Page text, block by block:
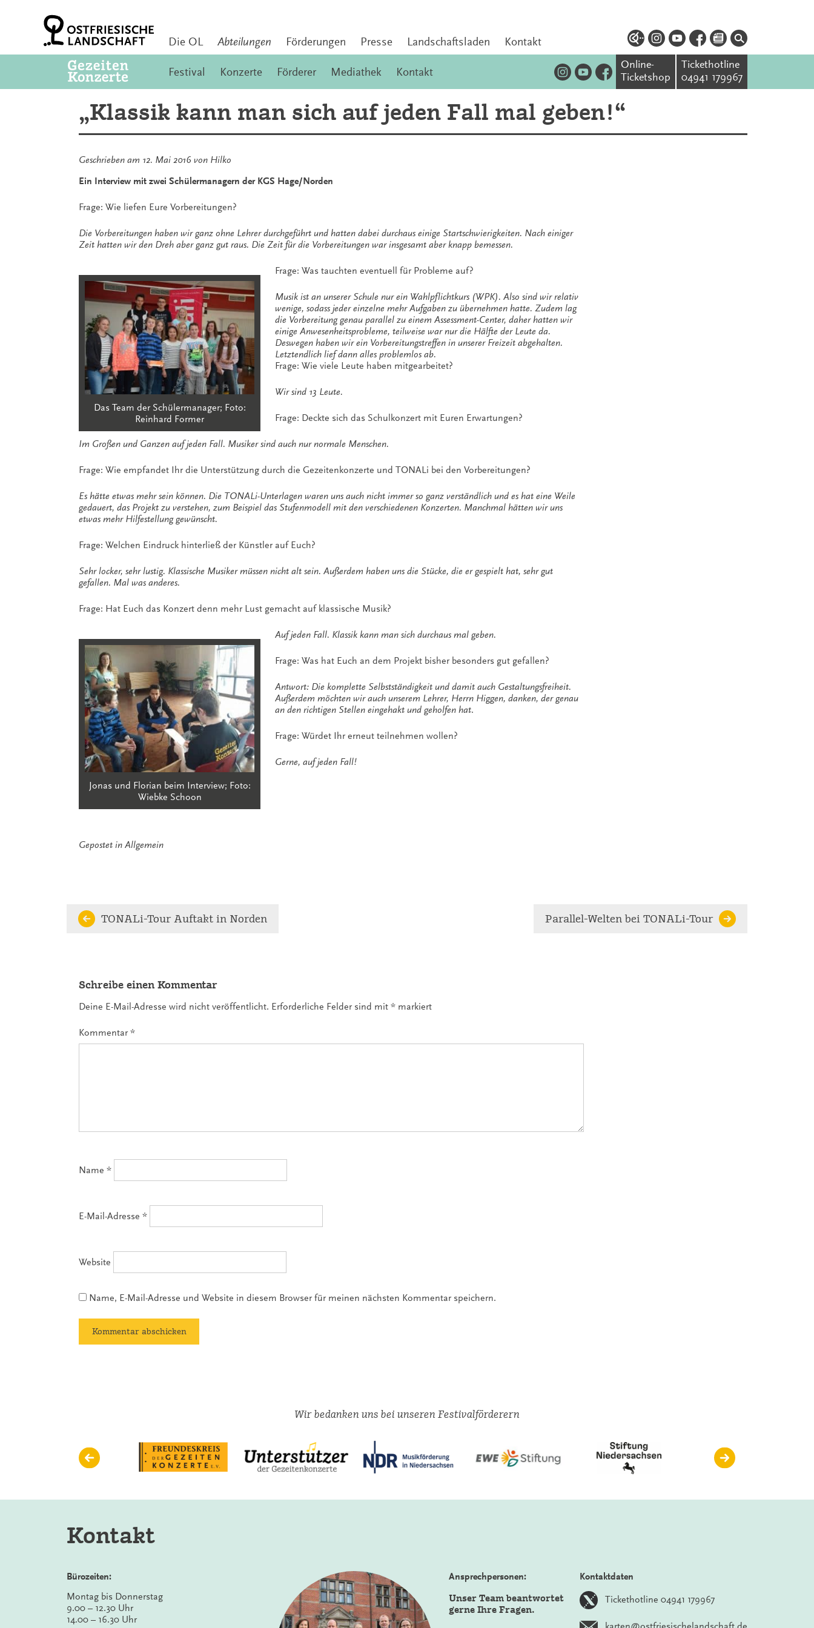
Die OL Abteilungen Förderungen Presse Landschaftsladen Kontakt
Festival Konzerte Förderer Mediathek Kontakt
Online-
Ticketshop
Tickethotline
04941 179967
„Klassik kann man sich auf jeden Fall mal geben!“
Geschrieben am 12. Mai 2016 von Hilko
Ein Interview mit zwei Schülermanagern der KGS Hage/Norden
Frage: Wie liefen Eure Vorbereitungen?
Die Vorbereitungen haben wir ganz ohne Lehrer durchgeführt und hatten dabei durchaus einige Startschwierigkeiten. Nach einiger
Zeit hatten wir den Dreh aber ganz gut raus. Die Zeit für die Vorbereitungen war insgesamt aber knapp bemessen.
Das Team der Schülermanager; Foto:
Reinhard Former
Frage: Was tauchten eventuell für Probleme auf?
Musik ist an unserer Schule nur ein Wahlpflichtkurs (WPK). Also sind wir relativ
wenige, sodass jeder einzelne mehr Aufgaben zu übernehmen hatte. Zudem lag
die Vorbereitung genau parallel zu einem Assessment-Center, daher hatten wir
einige Anwesenheitsprobleme, teilweise war nur die Hälfte der Leute da.
Deswegen haben wir ein Vorbereitungstreffen in unserer Freizeit abgehalten.
Letztendlich lief dann alles problemlos ab.
Frage: Wie viele Leute haben mitgearbeitet?
Wir sind 13 Leute.
Frage: Deckte sich das Schulkonzert mit Euren Erwartungen?
Im Großen und Ganzen auf jeden Fall. Musiker sind auch nur normale Menschen.
Frage: Wie empfandet Ihr die Unterstützung durch die Gezeitenkonzerte und TONALi bei den Vorbereitungen?
Es hätte etwas mehr sein können. Die TONALi-Unterlagen waren uns auch nicht immer so ganz verständlich und es hat eine Weile
gedauert, das Projekt zu verstehen, zum Beispiel das Stufenmodell mit den verschiedenen Konzerten. Manchmal hätten wir uns
etwas mehr Hilfestellung gewünscht.
Frage: Welchen Eindruck hinterließ der Künstler auf Euch?
Sehr locker, sehr lustig. Klassische Musiker müssen nicht alt sein. Außerdem haben uns die Stücke, die er gespielt hat, sehr gut
gefallen. Mal was anderes.
Frage: Hat Euch das Konzert denn mehr Lust gemacht auf klassische Musik?
Jonas und Florian beim Interview; Foto:
Wiebke Schoon
Auf jeden Fall. Klassik kann man sich durchaus mal geben.
Frage: Was hat Euch an dem Projekt bisher besonders gut gefallen?
Antwort: Die komplette Selbstständigkeit und damit auch Gestaltungsfreiheit.
Außerdem möchten wir auch unserem Lehrer, Herrn Higgen, danken, der genau
an den richtigen Stellen eingehakt und geholfen hat.
Frage: Würdet Ihr erneut teilnehmen wollen?
Gerne, auf jeden Fall!
Gepostet in Allgemein
Continue
TONALi-Tour Auftakt in Norden Parallel-Welten bei TONALi-Tour
Schreibe einen Kommentar
Deine E-Mail-Adresse wird nicht veröffentlicht. Erforderliche Felder sind mit * markiert
Kommentar*
Name *
E-Mail-Adresse *
Website
Name, E-Mail-Adresse und Website in diesem Browser für meinen nächsten Kommentar speichern.
Wir bedanken uns bei unseren Festivalförderern
Kontakt
Bürozeiten:
Montag bis Donnerstag
9.00 – 12.30 Uhr
14.00 – 16.30 Uhr
Ansprechpersonen:
Unser Team beantwortet
gerne Ihre Fragen.
Kontaktdaten
Tickethotline 04941 179967